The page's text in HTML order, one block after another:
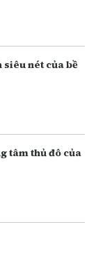
siêu nét của bề
tâm thủ đô của